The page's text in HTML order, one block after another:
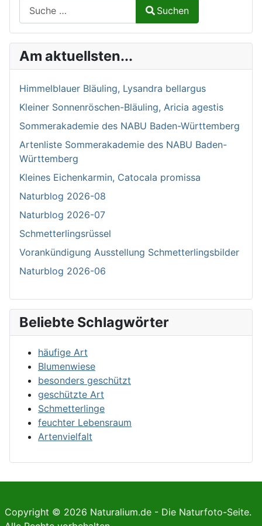
Type 2 or more characters for results.
Suchen
Am aktuellsten...
Himmelblauer Bläuling, Lysandra bellargus
Kleiner Sonnenröschen-Bläuling, Aricia agestis
Sommerakademie des NABU Baden-Württemberg
Artenliste Sommerakademie des NABU Baden-
Württemberg
Kleines Eichenkarmin, Catocala promissa
Naturblog 2026-08
Naturblog 2026-07
Schmetterlingsrüssel
Vorankündigung Ausstellung Schmetterlingsbilder
Naturblog 2026-06
Beliebte Schlagwörter
häufige Art
Blumenwiese
besonders geschützt
geschützte Art
Schmetterlinge
feuchter Lebensraum
Artenvielfalt
Copyright © 2026 Naturalium.de - Die Naturfoto-Seite.